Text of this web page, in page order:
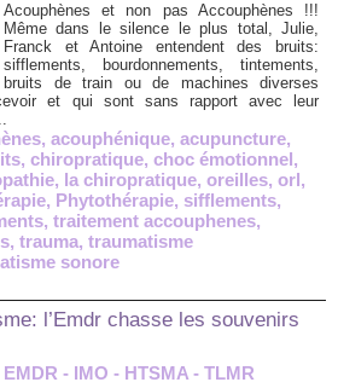
Acouphènes et non pas Accouphènes !!!
Même dans le silence le plus total, Julie,
Franck et Antoine entendent des bruits:
sifflements, bourdonnements, tintements,
bruits de train ou de machines diverses
et qui sont sans rapport avec leur
, acouphénique, acupuncture,
, chiropratique, choc émotionnel,
, la chiropratique, oreilles, orl,
, Phytothérapie, sifflements,
, traitement accouphenes,
, trauma, traumatisme
sonore
l’Emdr chasse les souvenirs
EMDR - IMO - HTSMA - TLMR